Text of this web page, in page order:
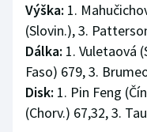
Výška: 1.
(Slovin.), 3.
Dálka: 1. Vuletaová
Faso) 679, 3.
Disk: 1. Pin Feng
(Chorv.) 67,32, 3.